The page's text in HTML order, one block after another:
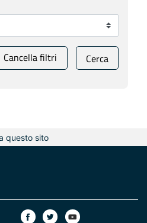
Cancella filtri Cerca
questo sito